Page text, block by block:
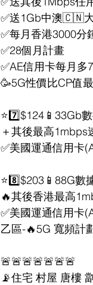
✅送1Gb中澳🇨🇳
✅每月香港3000分
✅28個月計畫
✅AE信用卡每月多
🥳5G性價比CP值
⭐7️⃣$124📱33Gb
＋其後最高1mbps
✅美國運通信用卡
⭐8️⃣$203📱88G數
🔥其後香港最高
✅美國運通信用卡
乙區-🔥5G 寬頻計
🚨🚨🚨🚨🚨🚨🚨
📡住宅 村屋 唐樓